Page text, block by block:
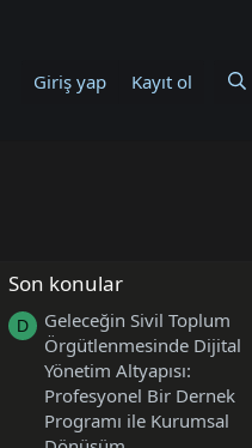
Giriş yap Kayıt ol
Son konular
D
Geleceğin Sivil Toplum
Örgütlenmesinde Dijital
Yönetim Altyapısı:
Profesyonel Bir Dernek
Programı ile Kurumsal